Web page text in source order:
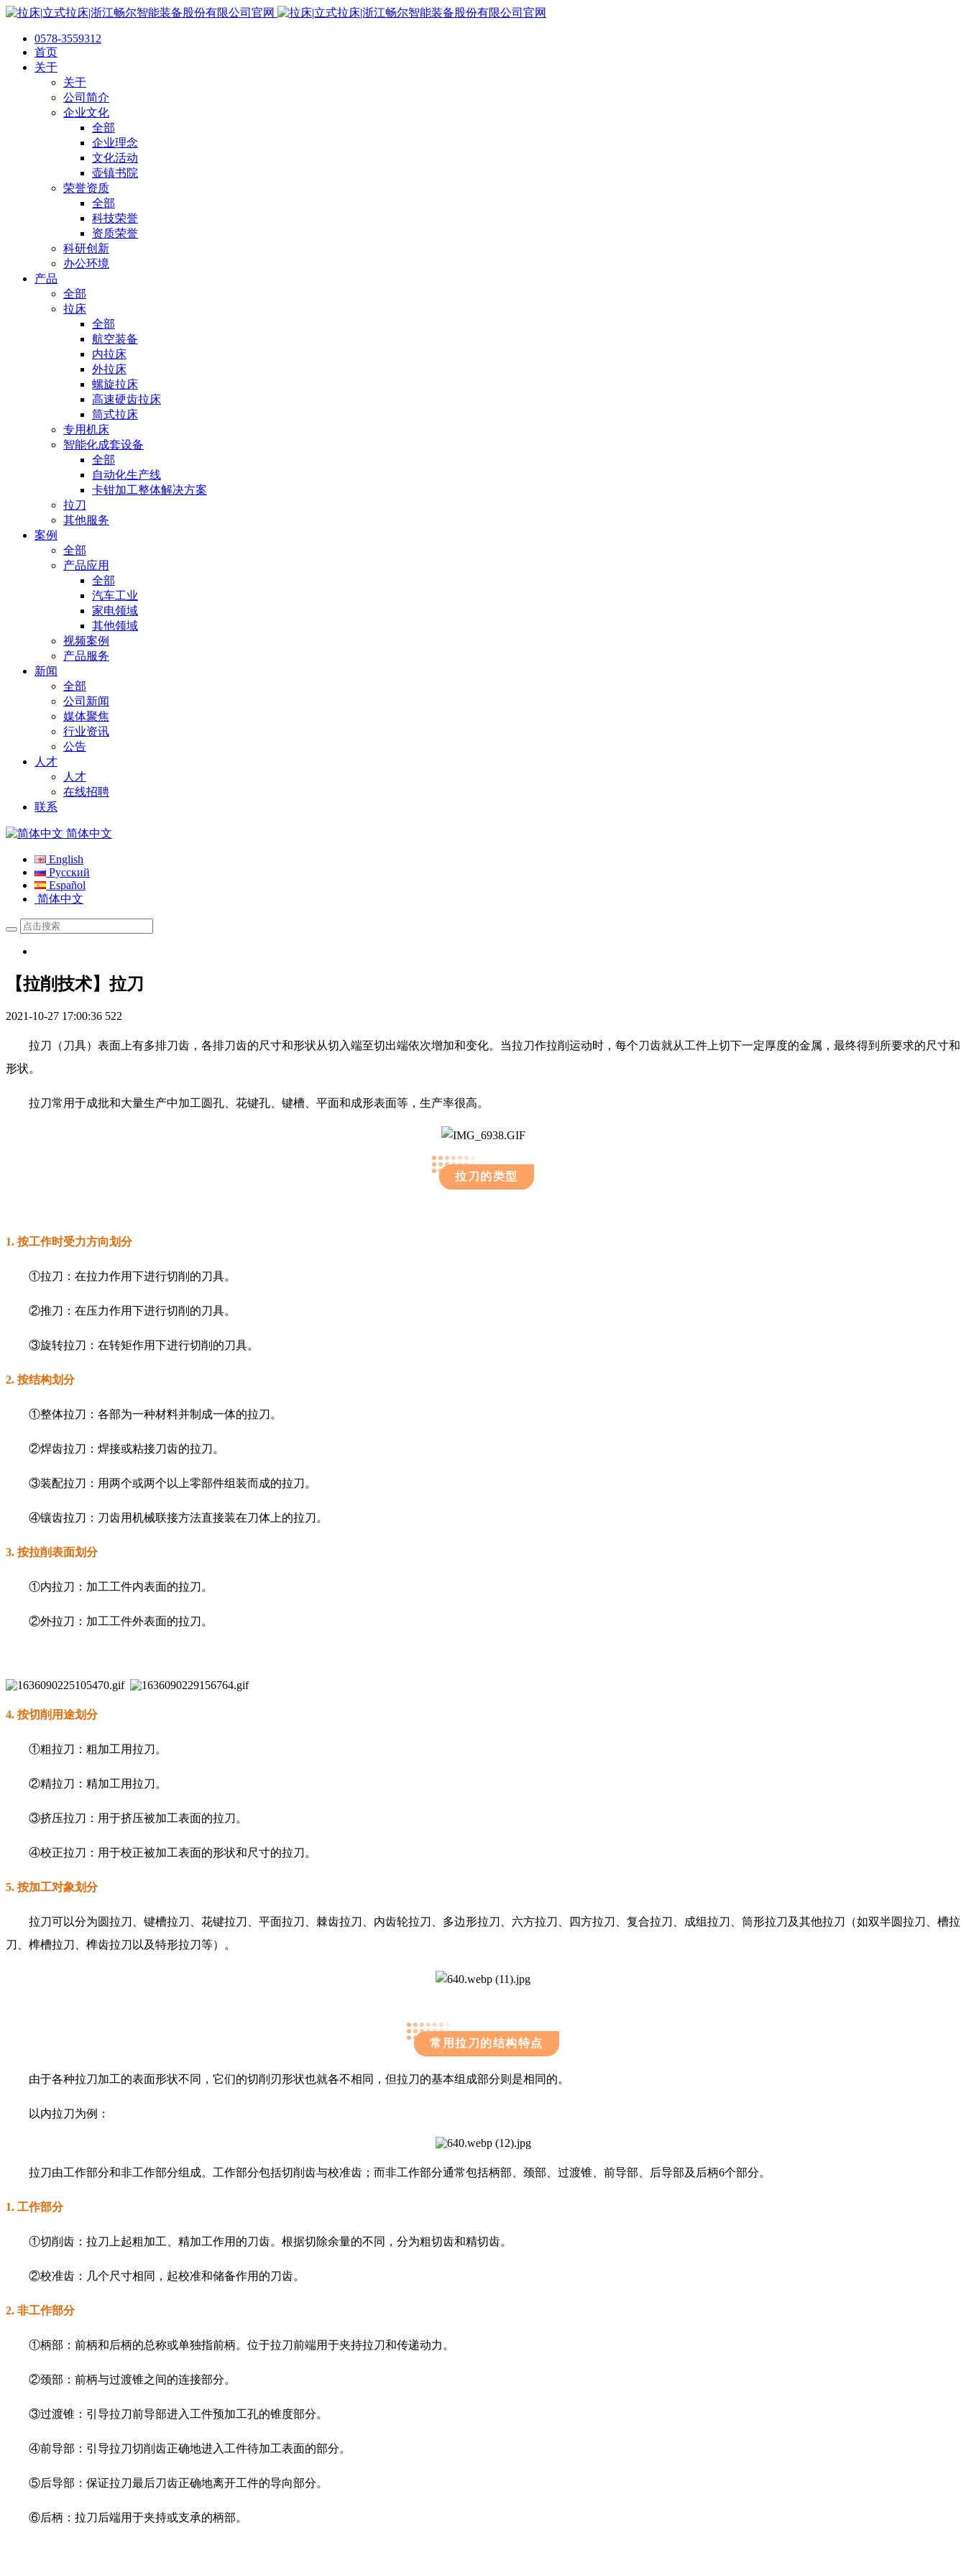
0578-3559312
首页
关于
关于
公司简介
企业文化
全部
企业理念
文化活动
壶镇书院
荣誉资质
全部
科技荣誉
资质荣誉
科研创新
办公环境
产品
全部
拉床
全部
航空装备
内拉床
外拉床
螺旋拉床
高速硬齿拉床
筒式拉床
专用机床
智能化成套设备
全部
自动化生产线
卡钳加工整体解决方案
拉刀
其他服务
案例
全部
产品应用
全部
汽车工业
家电领域
其他领域
视频案例
产品服务
新闻
全部
公司新闻
媒体聚焦
行业资讯
公告
人才
人才
在线招聘
联系
简体中文
English
Русский
Español
简体中文
【拉削技术】拉刀
2021-10-27 17:00:36 522
拉刀（刀具）表面上有多排刀齿，各排刀齿的尺寸和形状从切入端至切出端依次增加和变化。当拉刀作拉削运动时，每个刀齿就从工件上切下一定厚度的金属，最终得到所要求的尺寸和
形状。
拉刀常用于成批和大量生产中加工圆孔、花键孔、键槽、平面和成形表面等，生产率很高。
拉刀的类型
1. 按工作时受力方向划分
①拉刀：在拉力作用下进行切削的刀具。
②推刀：在压力作用下进行切削的刀具。
③旋转拉刀：在转矩作用下进行切削的刀具。
2. 按结构划分
①整体拉刀：各部为一种材料并制成一体的拉刀。
②焊齿拉刀：焊接或粘接刀齿的拉刀。
③装配拉刀：用两个或两个以上零部件组装而成的拉刀。
④镶齿拉刀：刀齿用机械联接方法直接装在刀体上的拉刀。
3. 按拉削表面划分
①内拉刀：加工工件内表面的拉刀。
②外拉刀：加工工件外表面的拉刀。
4. 按切削用途划分
①粗拉刀：粗加工用拉刀。
②精拉刀：精加工用拉刀。
③挤压拉刀：用于挤压被加工表面的拉刀。
④校正拉刀：用于校正被加工表面的形状和尺寸的拉刀。
5. 按加工对象划分
拉刀可以分为圆拉刀、键槽拉刀、花键拉刀、平面拉刀、棘齿拉刀、内齿轮拉刀、多边形拉刀、六方拉刀、四方拉刀、复合拉刀、成组拉刀、筒形拉刀及其他拉刀（如双半圆拉刀、槽拉
刀、榫槽拉刀、榫齿拉刀以及特形拉刀等）。
常用拉刀的结构特点
由于各种拉刀加工的表面形状不同，它们的切削刃形状也就各不相同，但拉刀的基本组成部分则是相同的。
以内拉刀为例：
拉刀由工作部分和非工作部分组成。工作部分包括切削齿与校准齿；而非工作部分通常包括柄部、颈部、过渡锥、前导部、后导部及后柄6个部分。
1. 工作部分
①切削齿：拉刀上起粗加工、精加工作用的刀齿。根据切除余量的不同，分为粗切齿和精切齿。
②校准齿：几个尺寸相同，起校准和储备作用的刀齿。
2. 非工作部分
①柄部：前柄和后柄的总称或单独指前柄。位于拉刀前端用于夹持拉刀和传递动力。
②颈部：前柄与过渡锥之间的连接部分。
③过渡锥：引导拉刀前导部进入工件预加工孔的锥度部分。
④前导部：引导拉刀切削齿正确地进入工件待加工表面的部分。
⑤后导部：保证拉刀最后刀齿正确地离开工件的导向部分。
⑥后柄：拉刀后端用于夹持或支承的柄部。